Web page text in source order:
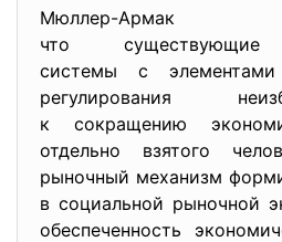
Мюллер-Армак
что существующие
системы с элементами
регулирования
к сокращению
отдельно взятого
рыночный механизм
в социальной рыночной
обеспеченность